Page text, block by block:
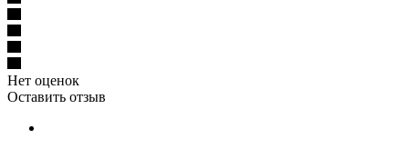
Нет оценок
Оставить отзыв